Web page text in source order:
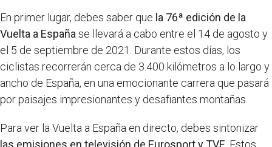
En primer lugar, debes saber que la 76ª edición de la
Vuelta a España se llevará a cabo entre el 14 de agosto y
el 5 de septiembre de 2021. Durante estos días, los
ciclistas recorrerán cerca de 3.400 kilómetros a lo largo y
ancho de España, en una emocionante carrera que pasará
por paisajes impresionantes y desafiantes montañas.
Para ver la Vuelta a España en directo, debes sintonizar
las emisiones en televisión de Eurosport y TVE . Estos